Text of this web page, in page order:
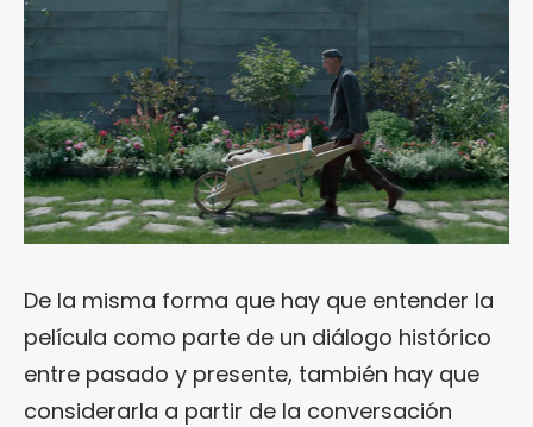
De la misma forma que hay que entender la
película como parte de un diálogo histórico
entre pasado y presente, también hay que
considerarla a partir de la conversación